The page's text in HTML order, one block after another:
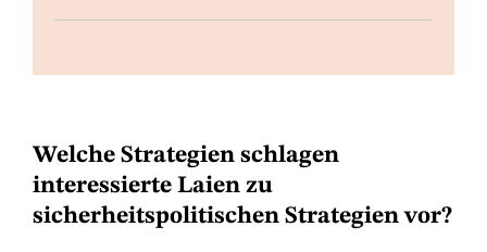
Welche Strategien schlagen
interessierte Laien zu
sicherheitspolitischen Strategien vor?